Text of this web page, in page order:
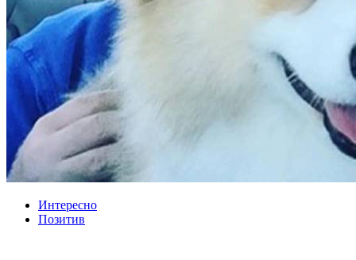
Интересно
Позитив